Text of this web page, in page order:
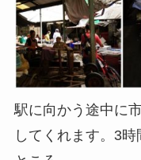
駅に向かう途中に
してくれます。3